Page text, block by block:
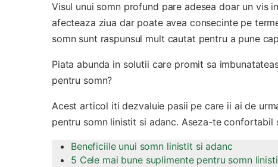
Visul unui somn profund pare adesea doar un vis
afecteaza ziua dar poate avea consecinte pe
somn sunt raspunsul mult cautat pentru a pune
Piata abunda in solutii care promit sa
pentru somn?
Acest articol iti dezvaluie pasii pe care ii ai de
pentru somn linistit si adanc. Aseza-te confortabil
Beneficiile unui somn linistit si adanc
5 Cele mai bune suplimente pentru somn